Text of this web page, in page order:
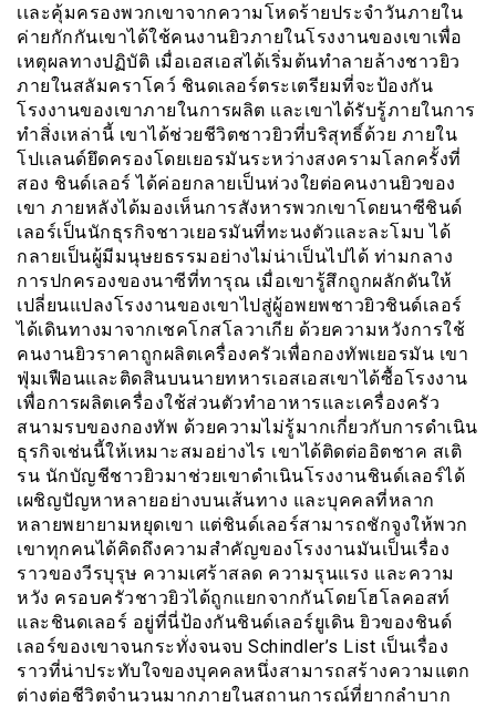
เเละคุ้มครองพวกเขาจากความโหดร้ายประจำวันภายใน
ค่ายกักกันเขาได้ใช้คนงานยิวภายในโรงงานของเขาเพื่อ
เหตุผลทางปฏิบัติ เมื่อเอสเอสได้เริ่มต้นทำลายล้างชาวยิว
ภายในสลัมคราโคว์ ชินดเลอร์ตระเตรียมที่จะป้องกัน
โรงงานของเขาภายในการผลิต และเขาได้รับรู้ภายในการ
ทำสิ่งเหล่านี้ เขาได้ช่วยชีวิตชาวยิวที่บริสุทธิ์ด้วย ภายใน
โปเเลนด์ยึดครองโดยเยอรมันระหว่างสงครามโลกครั้งที่
สอง ชินด์เลอร์ ได้ค่อยกลายเป็นห่วงใยต่อคนงานยิวของ
เขา ภายหลังได้มองเห็นการสังหารพวกเขาโดยนาซีชินด์
เลอร์เป็นนักธุรกิจชาวเยอรมันที่ทะนงตัวและละโมบ ได้
กลายเป็นผู้มีมนุษยธรรมอย่างไม่น่าเป็นไปได้ ท่ามกลาง
การปกครองของนาซีที่ทารุณ เมื่อเขารู้สึกถูกผลักดันให้
เปลี่ยนแปลงโรงงานของเขาไปสู่ผู้อพยพชาวยิวชินด์เลอร์
ได้เดินทางมาจากเชคโกสโลวาเกีย ด้วยความหวังการใช้
คนงานยิวราคาถูกผลิตเครื่องครัวเพื่อกองทัพเยอรมัน เขา
ฟุ่มเฟือนและติดสินบนนายทหารเอสเอสเขาได้ซื้อโรงงาน
เพื่อการผลิตเครื่องใช้ส่วนตัวทำอาหารและเครื่องครัว
สนามรบของกองทัพ ด้วยความไม่รู้มากเกี่ยวกับการดำเนิน
ธุรกิจเช่นนี้ให้เหมาะสมอย่างไร เขาได้ติดต่ออิตชาค สเติ
รน นักบัญชีชาวยิวมาช่วยเขาดำเนินโรงงานชินด์เลอร์ได้
เผชิญปัญหาหลายอย่างบนเส้นทาง และบุคคลที่หลาก
หลายพยายามหยุดเขา แต่ชินด์เลอร์สามารถชักจูงให้พวก
เขาทุกคนได้คิดถึงความสำคัญของโรงงานมันเป็นเรื่อง
ราวของวีรบุรุษ ความเศร้าสลด ความรุนแรง และความ
หวัง ครอบครัวชาวยิวได้ถูกแยกจากกันโดยโฮโลคอสท์
และชินดเลอร์ อยู่ที่นี่ป้องกันชินด์เลอร์ยูเดิน ยิวของชินด์
เลอร์ของเขาจนกระทั่งจนจบ Schindler’s List เป็นเรื่อง
ราวที่น่าประทับใจของบุคคลหนึ่งสามารถสร้างความแตก
ต่างต่อชีวิตจำนวนมากภายในสถานการณ์ที่ยากลำบาก